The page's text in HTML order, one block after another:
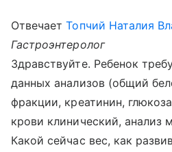
ОтвечаетТопчий Наталия
Гастроэнтеролог
Здравствуйте. Ребенок
данных анализов (общий
фракции, креатинин,
крови клинический, анализ
Какой сейчас вес, как